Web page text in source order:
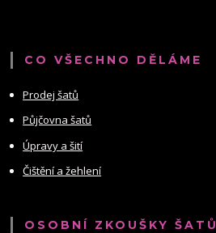
CO VŠECHNO DĚLÁME
Prodej šatů
Půjčovna šatů
Úpravy a šití
Čištění a žehlení
OSOBNÍ ZKOUŠKY ŠATŮ